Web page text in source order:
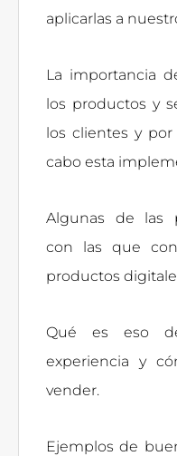
aplicarlas a
La importancia
los productos y
los clientes y
cabo esta
Algunas de las
con las que
productos
Qué es eso
experiencia y
vender.
Ejemplos de